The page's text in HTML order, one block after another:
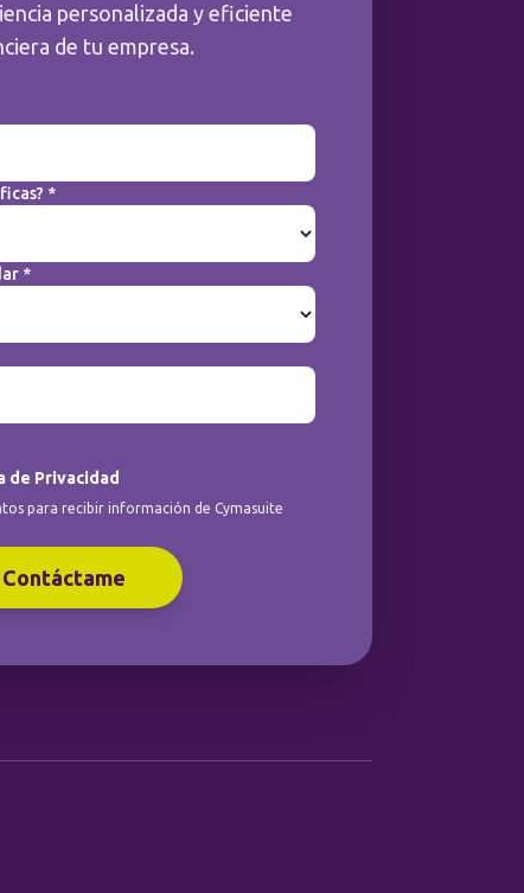
personalizada y eficiente
de tu empresa.
*
*
de Privacidad
para recibir información de Cymasuite
Contáctame